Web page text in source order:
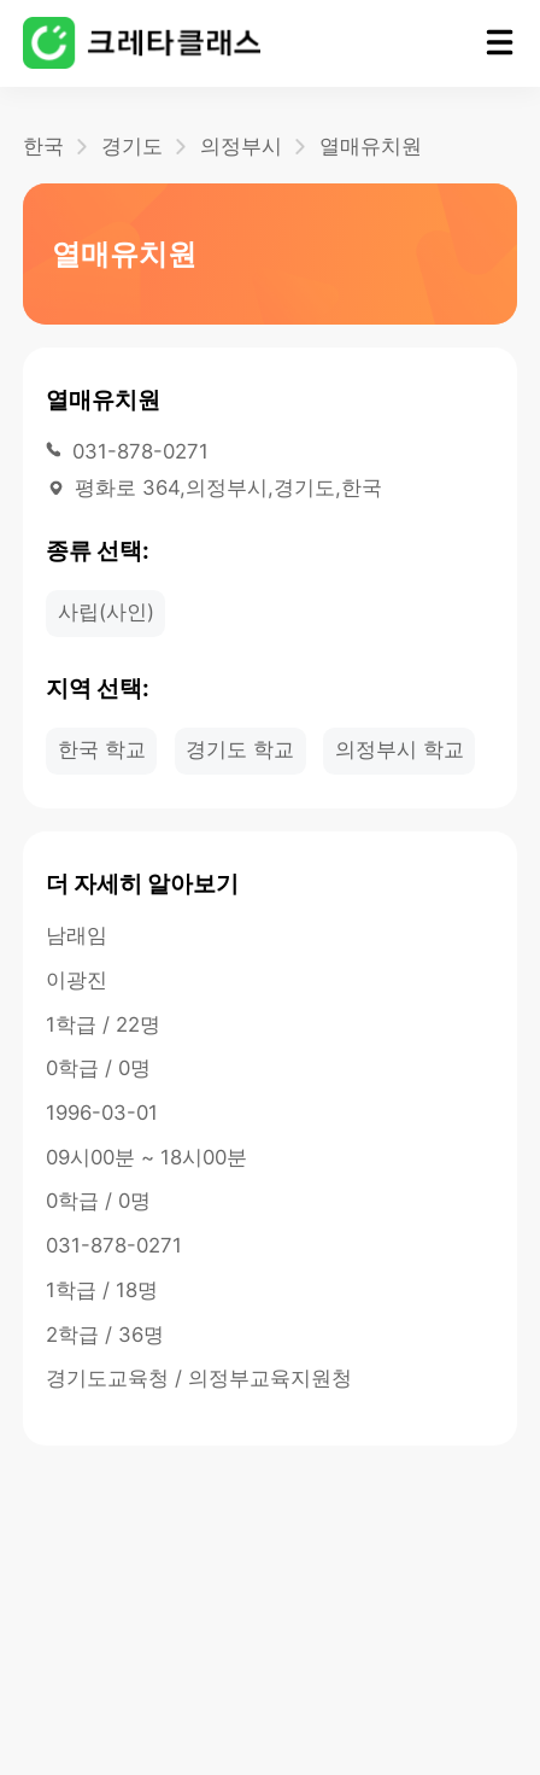
한국 경기도 의정부시 열매유치원
열매유치원
열매유치원
031-878-0271
평화로 364,의정부시,경기도,한국
종류 선택:
사립(사인)
지역 선택:
한국 학교 경기도 학교 의정부시 학교
더 자세히 알아보기
남래임
이광진
1학급 / 22명
0학급 / 0명
1996-03-01
09시00분 ~ 18시00분
0학급 / 0명
031-878-0271
1학급 / 18명
2학급 / 36명
경기도교육청 / 의정부교육지원청